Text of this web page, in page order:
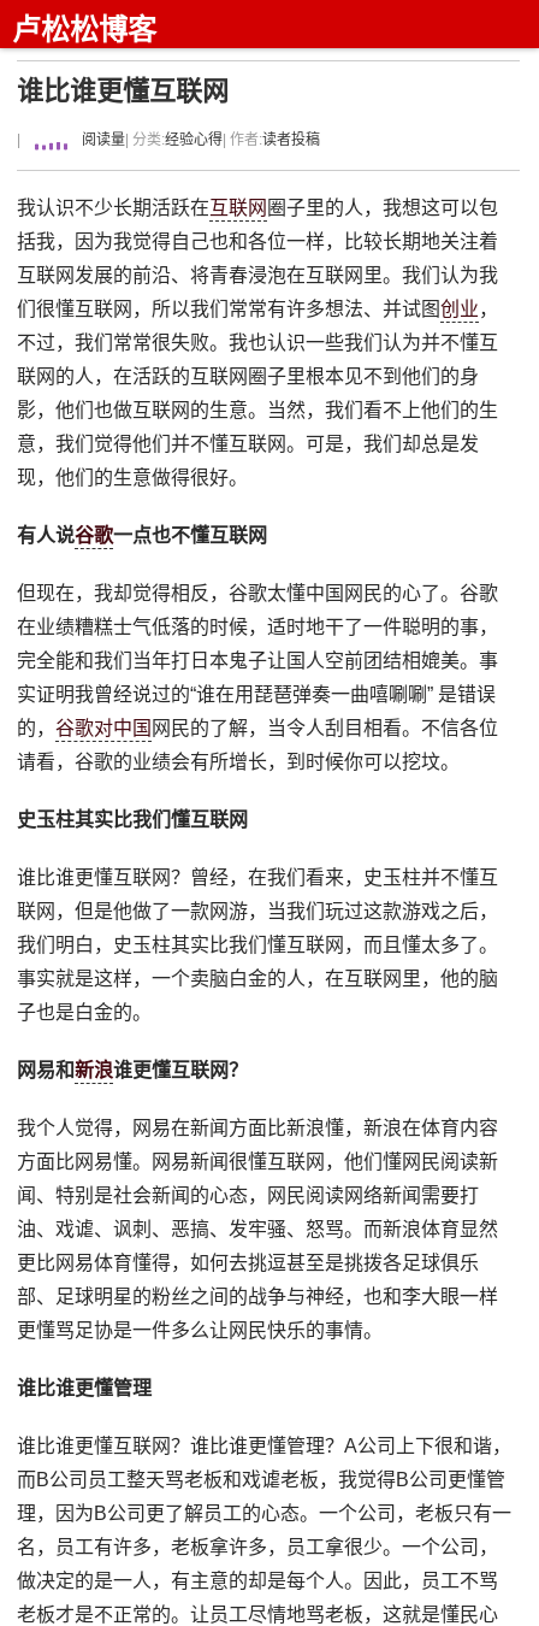
卢松松博客
谁比谁更懂互联网
阅读量 | 分类:经验心得 | 作者:读者投稿
我认识不少长期活跃在互联网 圈子里的人，我想这可以包
括我，因为我觉得自己也和各位一样，比较长期地关注着
互联网发展的前沿、将青春浸泡在互联网里。我们认为我
们很懂互联网，所以我们常常有许多想法、并试图创业，
不过，我们常常很失败。我也认识一些我们认为并不懂互
联网的人，在活跃的互联网圈子里根本见不到他们的身
影，他们也做互联网的生意。当然，我们看不上他们的生
意，我们觉得他们并不懂互联网。可是，我们却总是发
现，他们的生意做得很好。
有人说谷歌一点也不懂互联网
但现在，我却觉得相反，谷歌太懂中国网民的心了。谷歌
在业绩糟糕士气低落的时候，适时地干了一件聪明的事，
完全能和我们当年打日本鬼子让国人空前团结相媲美。事
实证明我曾经说过的“谁在用琵琶弹奏一曲嘻唰唰” 是错误
的，谷歌对中国 网民的了解，当令人刮目相看。不信各位
请看，谷歌的业绩会有所增长，到时候你可以挖坟。
史玉柱其实比我们懂互联网
谁比谁更懂互联网？曾经，在我们看来，史玉柱并不懂互
联网，但是他做了一款网游，当我们玩过这款游戏之后，
我们明白，史玉柱其实比我们懂互联网，而且懂太多了。
事实就是这样，一个卖脑白金的人，在互联网里，他的脑
子也是白金的。
网易和新浪谁更懂互联网？
我个人觉得，网易在新闻方面比新浪懂，新浪在体育内容
方面比网易懂。网易新闻很懂互联网，他们懂网民阅读新
闻、特别是社会新闻的心态，网民阅读网络新闻需要打
油、戏谑、讽刺、恶搞、发牢骚、怒骂。而新浪体育显然
更比网易体育懂得，如何去挑逗甚至是挑拨各足球俱乐
部、足球明星的粉丝之间的战争与神经，也和李大眼一样
更懂骂足协是一件多么让网民快乐的事情。
谁比谁更懂管理
谁比谁更懂互联网？谁比谁更懂管理？A公司上下很和谐，
而B公司员工整天骂老板和戏谑老板，我觉得B公司更懂管
理，因为B公司更了解员工的心态。一个公司，老板只有一
名，员工有许多，老板拿许多，员工拿很少。一个公司，
做决定的是一人，有主意的却是每个人。因此，员工不骂
老板才是不正常的。让员工尽情地骂老板，这就是懂民心